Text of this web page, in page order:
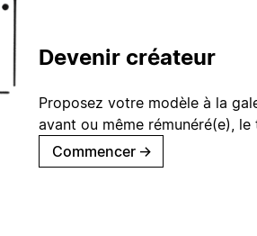
Devenir créateur
Proposez votre modèle à la
avant ou même rémunéré(e),
Commencer →